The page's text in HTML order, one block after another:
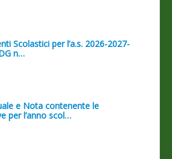
Scolastici per l’a.s. 2026-2027-
n…
e Nota contenente le
per l’anno scol…